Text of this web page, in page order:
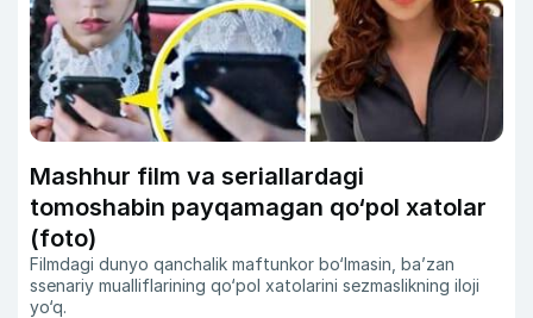
Mashhur film va seriallardagi
tomoshabin payqamagan qo‘pol xatolar
(foto)
Filmdagi dunyo qanchalik maftunkor bo‘lmasin, ba’zan
ssenariy mualliflarining qo‘pol xatolarini sezmaslikning iloji
yo‘q.